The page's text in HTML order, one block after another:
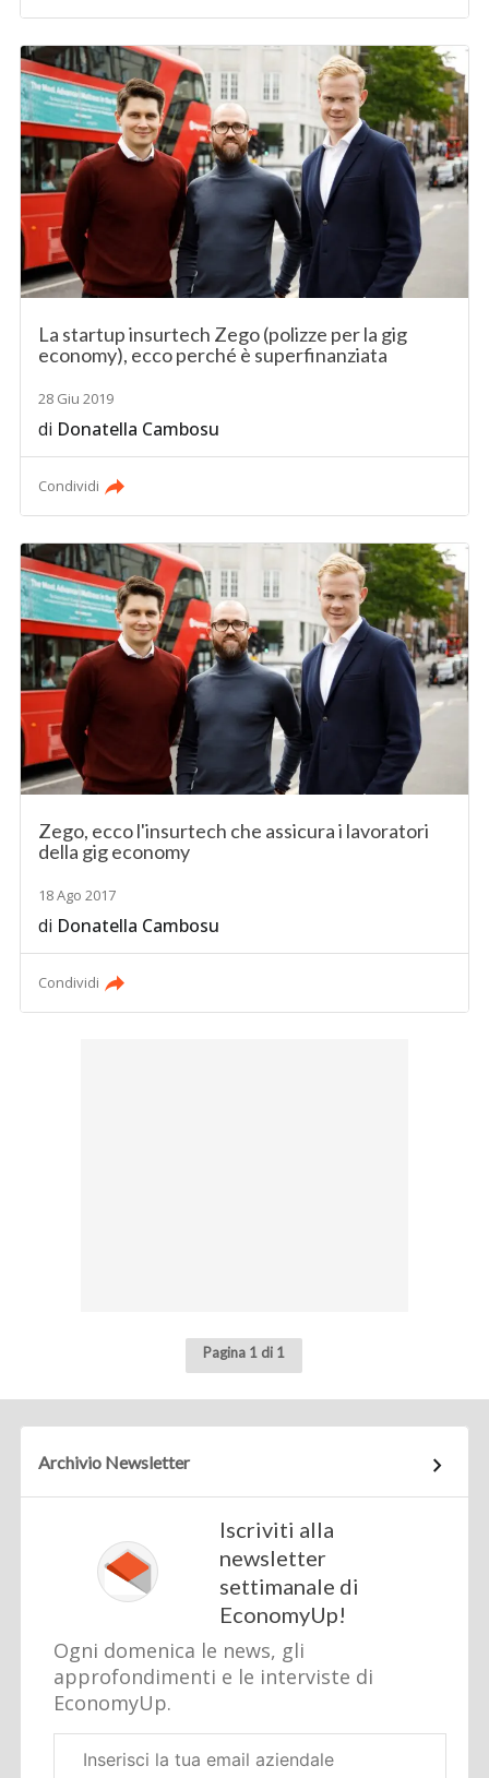
La startup insurtech Zego (polizze per la gig
economy), ecco perché è superfinanziata
28 Giu 2019
di Donatella Cambosu
Condividi
Zego, ecco l'insurtech che assicura i lavoratori
della gig economy
18 Ago 2017
di Donatella Cambosu
Condividi
Pagina 1 di 1
Archivio Newsletter
Iscriviti alla
newsletter
settimanale di
EconomyUp!
Ogni domenica le news, gli
approfondimenti e le interviste di
EconomyUp.
aziendale